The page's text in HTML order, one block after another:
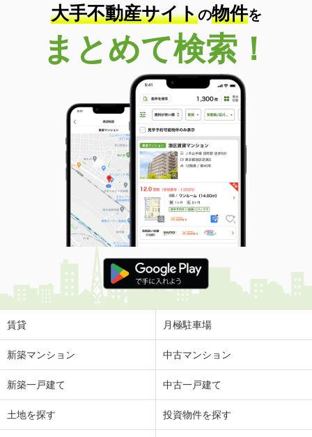
大手不動産サイトの物件を
まとめて検索！
賃貸 月極駐車場
新築マンション 中古マンション
新築一戸建て 中古一戸建て
土地を探す 投資物件を探す